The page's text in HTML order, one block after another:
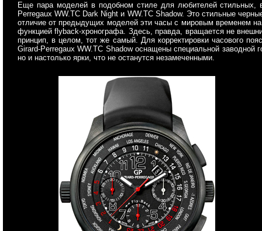
Еще пара моделей в подобном стиле для любителей стильных,
Perregaux WW.TC Dark Night и WW.TC Shadow. Это стильные
отличие от предыдущих моделей эти часы с мировым временем
функцией flyback-хронографа. Здесь, правда, вращается не
принцип, в целом, тот же самый. Для корректировки часового
Girard-Perregaux WW.TC Shadow оснащены специальной
но и настолько ярки, что не останутся незамеченными.